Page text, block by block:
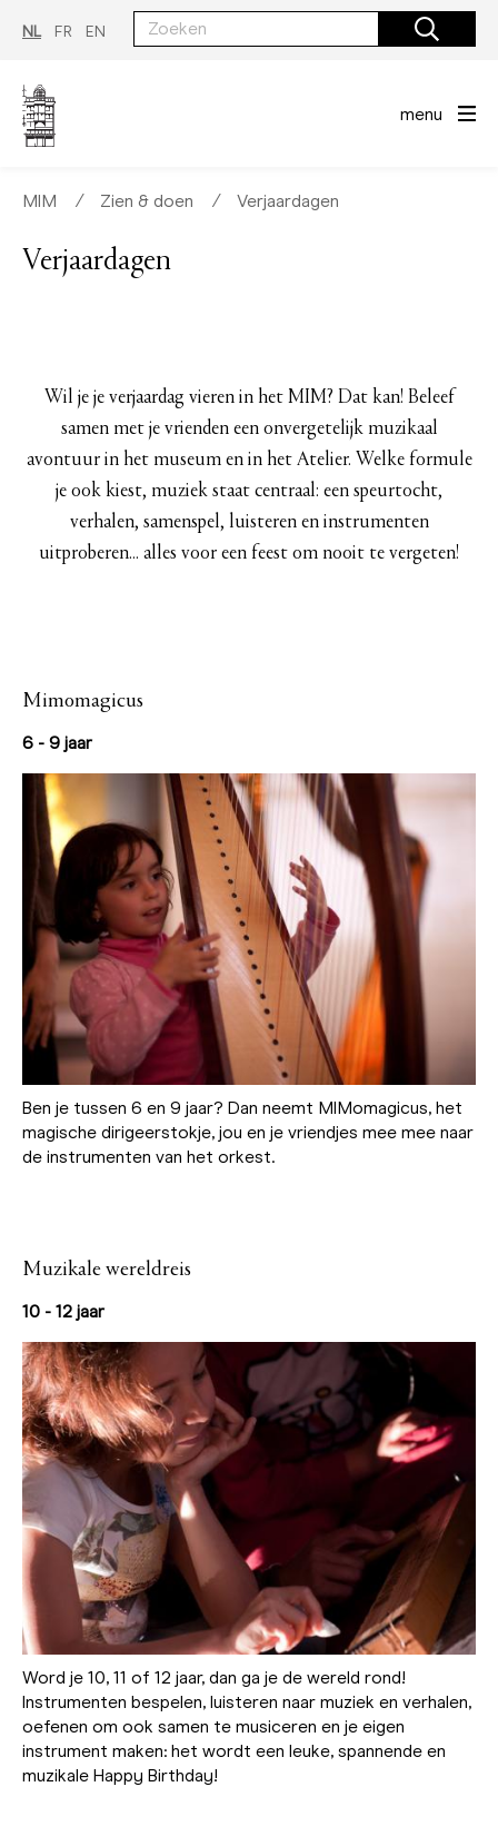
inhoud
gaan
NL FR EN
menu
MIM ∕ Zien & doen ∕ Verjaardagen
Verjaardagen
Wil je je verjaardag vieren in het MIM? Dat kan! Beleef
samen met je vrienden een onvergetelijk muzikaal
avontuur in het museum en in het Atelier. Welke formule
je ook kiest, muziek staat centraal: een speurtocht,
verhalen, samenspel, luisteren en instrumenten
uitproberen… alles voor een feest om nooit te vergeten!
Mimomagicus
6 - 9 jaar
Ben je tussen 6 en 9 jaar? Dan neemt MIMomagicus, het
magische dirigeerstokje, jou en je vriendjes mee mee naar
de instrumenten van het orkest.
Muzikale wereldreis
10 - 12 jaar
Word je 10, 11 of 12 jaar, dan ga je de wereld rond!
Instrumenten bespelen, luisteren naar muziek en verhalen,
oefenen om ook samen te musiceren en je eigen
instrument maken: het wordt een leuke, spannende en
muzikale Happy Birthday!